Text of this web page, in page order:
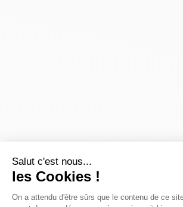
Salut c'est nous...
les Cookies !
On a attendu d'être sûrs que le contenu de ce